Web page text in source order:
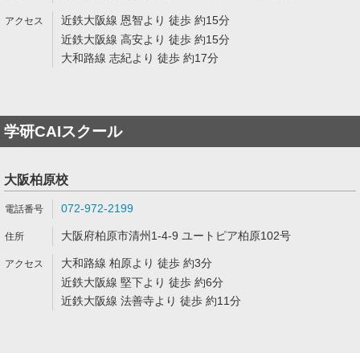
近鉄大阪線 恩智より 徒歩 約15分
近鉄大阪線 高安より 徒歩 約15分
大和路線 志紀より 徒歩 約17分
学研CAIスクール
大阪柏原校
072-972-2199
大阪府柏原市清州1-4-9 ユートピア柏原102号
大和路線 柏原より 徒歩 約3分
近鉄大阪線 堅下より 徒歩 約6分
近鉄大阪線 法善寺より 徒歩 約11分